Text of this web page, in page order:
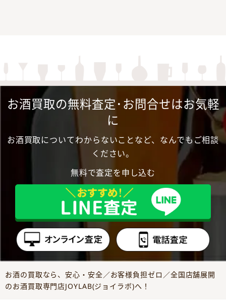
お酒買取の無料査定･お問合せはお気軽
に
お酒買取についてわからないことなど、なんでもご相談
ください。
無料で査定を申し込む
お酒の買取なら、安心・安全／お客様負担ゼロ／全国店舗展開
のお酒買取専門店JOYLAB(ジョイラボ)へ！